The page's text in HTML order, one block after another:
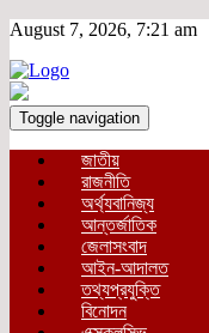
August 7, 2026, 7:21 am
Toggle navigation
জাতীয়
রাজনীতি
অর্থ্যবানিজ্য
আন্তর্জাতিক
জেলাসংবাদ
আইন-আদালত
তথ্যপ্রযুক্তি
বিনোদন